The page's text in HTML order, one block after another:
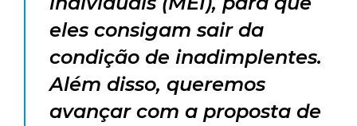
eles consigam sair da
condição de inadimplentes.
Além disso, queremos
avançar com a proposta de